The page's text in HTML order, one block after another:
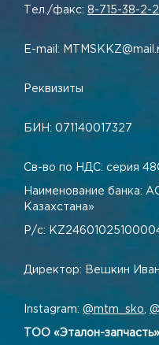
Тел./факс: 8-715-38-2-
E-mail:
Реквизиты
БИН: 071140017327
Св-во по НДС: серия
Наименование банка:
Казахстана»
Р/с:
Директор: Вешкин
Instagram: @mtm_sko
ТОО «Эталон-запчасть»